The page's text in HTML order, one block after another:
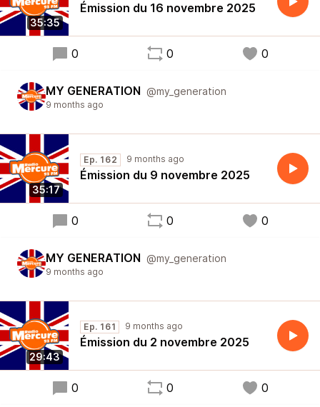
35:35
Émission du 16 novembre 2025
0 0 0
MY GENERATION @my_generation
9 months ago
35:17
Ep. 162 9 months ago
Émission du 9 novembre 2025
0 0 0
MY GENERATION @my_generation
9 months ago
29:43
Ep. 161 9 months ago
Émission du 2 novembre 2025
0 0 0